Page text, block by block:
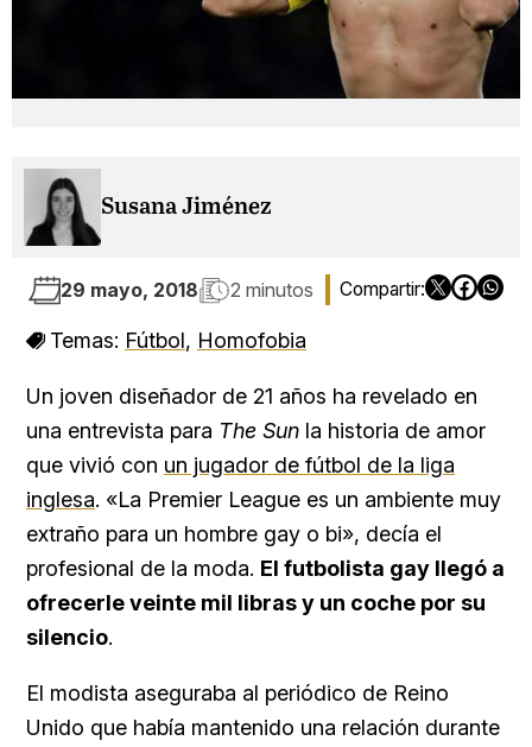
Susana Jiménez
29 mayo, 2018 2 minutos
Temas: Fútbol, Homofobia
Un joven diseñador de 21 años ha revelado en
una entrevista para The Sun la historia de amor
que vivió con un jugador de fútbol de la liga
inglesa. «La Premier League es un ambiente muy
extraño para un hombre gay o bi», decía el
profesional de la moda. El futbolista gay llegó a
ofrecerle veinte mil libras y un coche por su
silencio.
El modista aseguraba al periódico de Reino
Unido que había mantenido una relación durante